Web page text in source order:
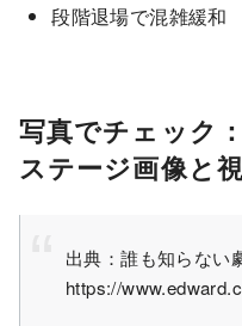
段階退場で混雑緩和
写真でチェック
ステージ画像と
出典：誰も知らない
https://